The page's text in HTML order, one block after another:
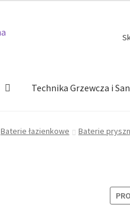
Technika Grzewcza i
Baterie łazienkowe Baterie